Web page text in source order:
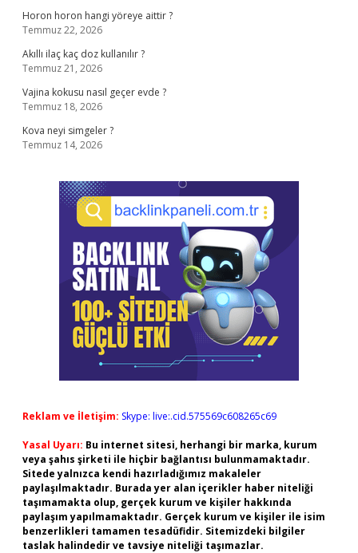
Horon horon hangi yöreye aittir ?
Temmuz 22, 2026
Akıllı ilaç kaç doz kullanılır ?
Temmuz 21, 2026
Vajina kokusu nasıl geçer evde ?
Temmuz 18, 2026
Kova neyi simgeler ?
Temmuz 14, 2026
Reklam ve İletişim: Skype: live:.cid.575569c608265c69
Yasal Uyarı: Bu internet sitesi, herhangi bir marka, kurum
veya şahıs şirketi ile hiçbir bağlantısı bulunmamaktadır.
Sitede yalnızca kendi hazırladığımız makaleler
paylaşılmaktadır. Burada yer alan içerikler haber niteliği
taşımamakta olup, gerçek kurum ve kişiler hakkında
paylaşım yapılmamaktadır. Gerçek kurum ve kişiler ile isim
benzerlikleri tamamen tesadüfidir. Sitemizdeki bilgiler
taslak halindedir ve tavsiye niteliği taşımazlar.